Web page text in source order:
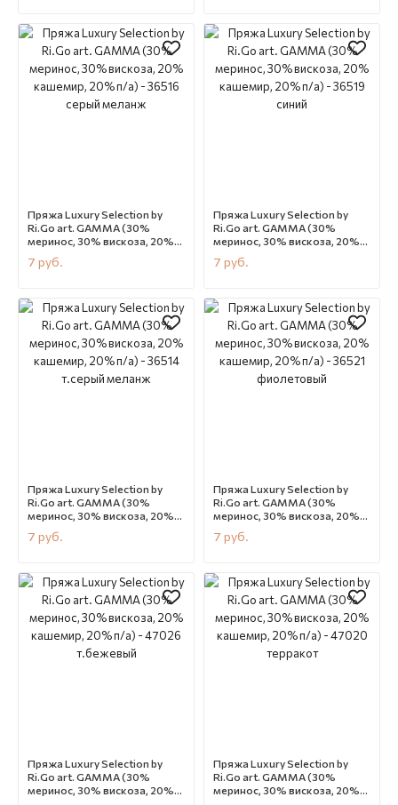
В наличии CN12161 В наличии CN12160
Пряжа Luxury Selection by
Ri.Go art. GAMMA (30%
меринос, 30% вискоза, 20%
кашемир, 20% п/а) - 36516
серый меланж
7 руб.
В наличии CN12159
Пряжа Luxury Selection by
Ri.Go art. GAMMA (30%
меринос, 30% вискоза, 20%
кашемир, 20% п/а) - 36519
синий
7 руб.
В наличии CN12158
Пряжа Luxury Selection by
Ri.Go art. GAMMA (30%
меринос, 30% вискоза, 20%
кашемир, 20% п/а) - 36514
т.серый меланж
7 руб.
В наличии CN12157
Пряжа Luxury Selection by
Ri.Go art. GAMMA (30%
меринос, 30% вискоза, 20%
кашемир, 20% п/а) - 36521
фиолетовый
7 руб.
В наличии CN12156
Пряжа Luxury Selection by
Ri.Go art. GAMMA (30%
меринос, 30% вискоза, 20%
Пряжа Luxury Selection by
Ri.Go art. GAMMA (30%
меринос, 30% вискоза, 20%